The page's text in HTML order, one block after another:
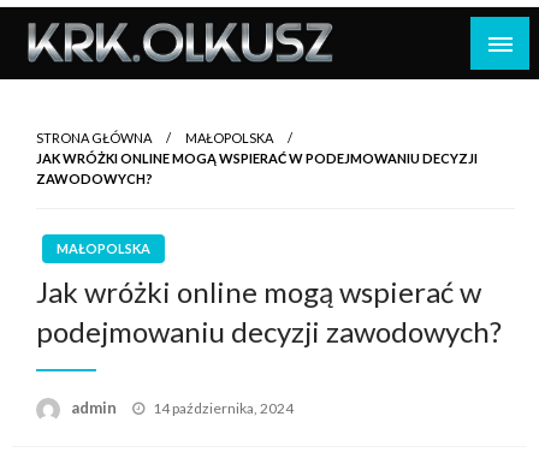
Skip
content
STRONA GŁÓWNA
MAŁOPOLSKA
JAK WRÓŻKI ONLINE MOGĄ WSPIERAĆ W PODEJMOWANIU DECYZJI
ZAWODOWYCH?
MAŁOPOLSKA
Jak wróżki online mogą wspierać w
podejmowaniu decyzji zawodowych?
admin
Opublikowane
14 października, 2024